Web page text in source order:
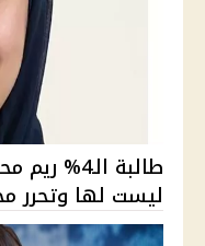
طالبة
ليست لها وتحرر